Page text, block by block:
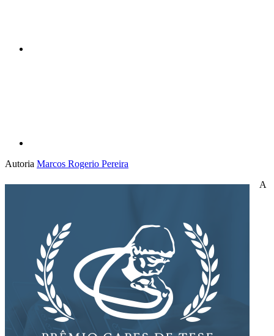
Autoria Marcos Rogerio Pereira
A